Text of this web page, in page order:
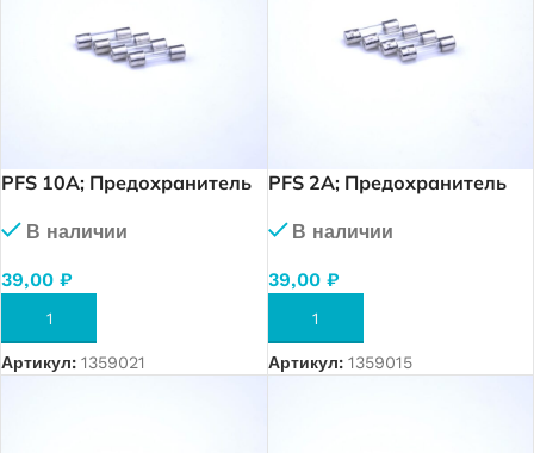
PFS 10A; Предохранитель
В наличии
39,00 ₽
В КОРЗИНУ
Артикул: 1359021
PFS 2A; Предохранитель
В наличии
39,00 ₽
В КОРЗИНУ
Артикул: 1359015